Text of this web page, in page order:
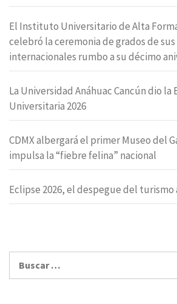
El Instituto Universitario de Alta
celebró la ceremonia de grados de
internacionales rumbo a su décimo
La Universidad Anáhuac Cancún dio
Universitaria 2026
CDMX albergará el primer Museo del
impulsa la “fiebre felina” nacional
Eclipse 2026, el despegue del